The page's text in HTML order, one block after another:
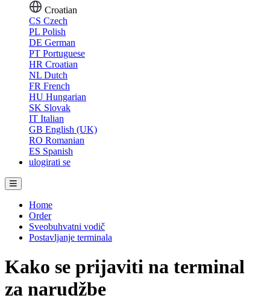
Croatian
CS Czech
PL Polish
DE German
PT Portuguese
HR Croatian
NL Dutch
FR French
HU Hungarian
SK Slovak
IT Italian
GB English (UK)
RO Romanian
ES Spanish
ulogirati se
Home
Order
Sveobuhvatni vodič
Postavljanje terminala
Kako se prijaviti na terminal
za narudžbe